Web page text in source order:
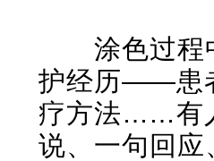
涂色过程
护经历——患
疗方法……有
说、一句回